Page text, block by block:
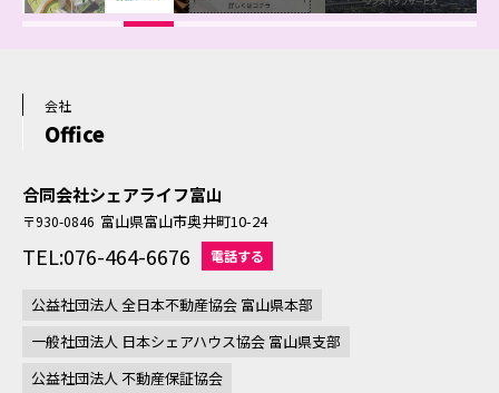
会社
Office
合同会社シェアライフ富山
〒930-0846 富山県富山市奥井町10-24
TEL:076-464-6676 電話する
公益社団法人 全日本不動産協会 富山県本部
一般社団法人 日本シェアハウス協会 富山県支部
公益社団法人 不動産保証協会